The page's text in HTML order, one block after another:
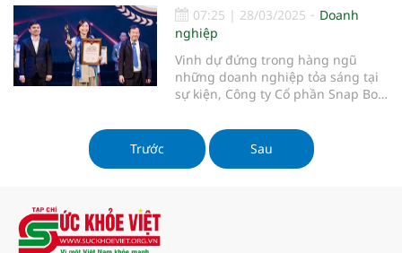
07:25 | 28/03/2025
Doanh
nghiệp
Vinh dự đứng trong hàng ngũ
những doanh nghiệp tỏa sáng tại
sự kiện, Công ty Cổ phần Snap Box
nghiệp Đổi mới Sáng tạo.
Trước
Sau